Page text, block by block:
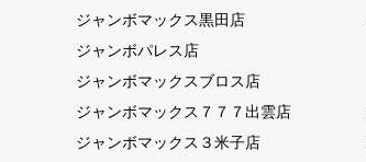
ジャンボマックス黒田店
ジャンボパレス店
ジャンボマックスブロス店
ジャンボマックス７７７出雲店
ジャンボマックス３米子店